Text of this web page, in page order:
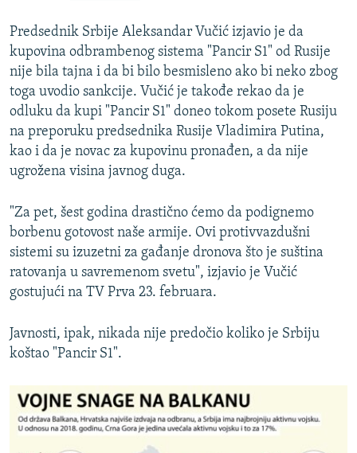
Predsednik Srbije Aleksandar Vučić izjavio je da
kupovina odbrambenog sistema "Pancir S1" od Rusije
nije bila tajna i da bi bilo besmisleno ako bi neko zbog
toga uvodio sankcije. Vučić je takođe rekao da je
odluku da kupi "Pancir S1" doneo tokom posete Rusiju
na preporuku predsednika Rusije Vladimira Putina,
kao i da je novac za kupovinu pronađen, a da nije
ugrožena visina javnog duga.
"Za pet, šest godina drastično ćemo da podignemo
borbenu gotovost naše armije. Ovi protivvazdušni
sistemi su izuzetni za gađanje dronova što je suština
ratovanja u savremenom svetu", izjavio je Vučić
gostujući na TV Prva 23. februara.
Javnosti, ipak, nikada nije predočio koliko je Srbiju
koštao "Pancir S1".